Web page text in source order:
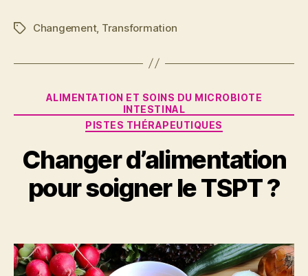
Étiquettes
Changement, Transformation
Catégories
ALIMENTATION ET SOINS DU MICROBIOTE
INTESTINAL
PISTES THÉRAPEUTIQUES
Changer d’alimentation
pour soigner le TSPT ?
l’article
a
r
S
a
i
l’article
2
8
m
2
0